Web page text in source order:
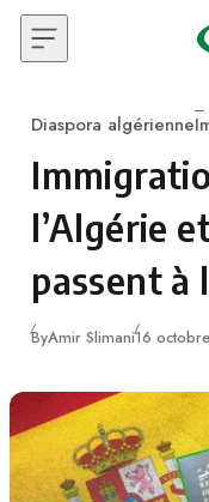
Skip to content
Category
Diaspora algérienne
l’Algérie
passent à
ByAmir Slimani16